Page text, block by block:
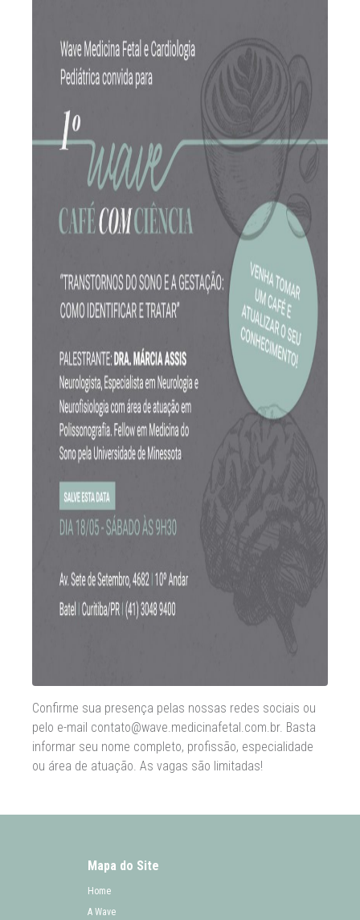
Confirme sua presença pelas nossas redes sociais ou
pelo e-mail contato@wave.medicinafetal.com.br. Basta
informar seu nome completo, profissão, especialidade
ou área de atuação. As vagas são limitadas!
Mapa do Site
Home
A Wave